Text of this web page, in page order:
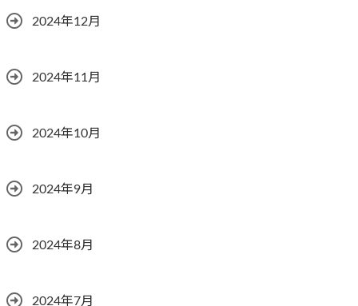
2024年12月
2024年11月
2024年10月
2024年9月
2024年8月
2024年7月